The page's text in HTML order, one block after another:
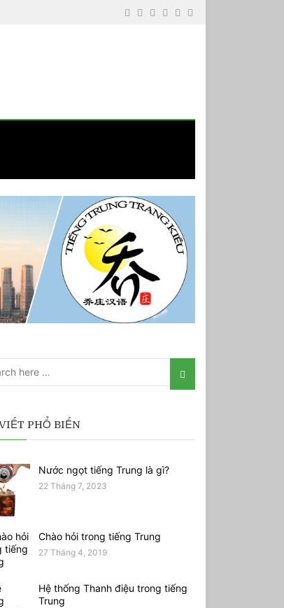
PHỔ BIẾN
Nước ngọt tiếng Trung là gì?
22 Tháng 7, 2023
Chào hỏi trong tiếng Trung
27 Tháng 4, 2019
Hệ thống Thanh điệu trong tiếng
Trung